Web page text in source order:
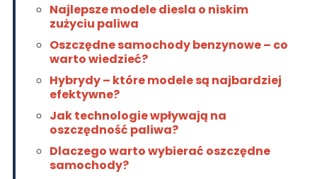
Najlepsze modele diesla o niskim
zużyciu paliwa
Oszczędne samochody benzynowe – co
warto wiedzieć?
Hybrydy – które modele są najbardziej
efektywne?
Jak technologie wpływają na
oszczędność paliwa?
Dlaczego warto wybierać oszczędne
samochody?